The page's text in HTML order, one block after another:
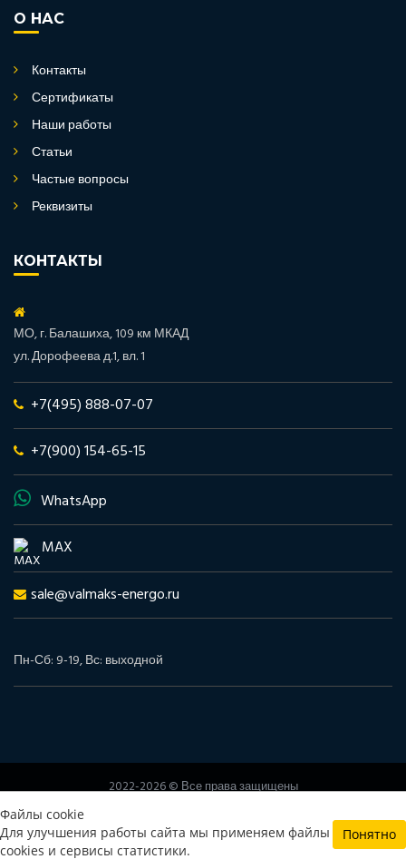
Файлы cookie
Для улучшения работы сайта мы применяем файлы
cookies и сервисы статистики.
Понятно
О НАС
Контакты
Сертификаты
Наши работы
Статьи
Частые вопросы
Реквизиты
КОНТАКТЫ
МО, г. Балашиха, 109 км МКАД
ул. Дорофеева д.1, вл. 1
+7(495) 888-07-07
+7(900) 154-65-15
WhatsApp
MAX
sale@valmaks-energo.ru
Пн-Сб: 9-19, Вс: выходной
2022-2026 © Все права защищены
Политика конфиденциальности
Согласие на обработку
персональных данных